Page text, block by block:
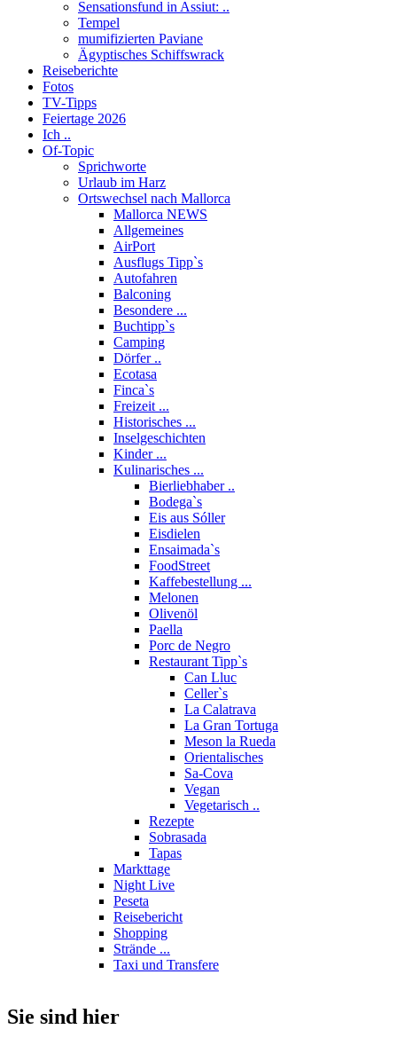
Sensationsfund in Assiut: ..
Tempel
mumifizierten Paviane
Ägyptisches Schiffswrack
Reiseberichte
Fotos
TV-Tipps
Feiertage 2026
Ich ..
Of-Topic
Sprichworte
Urlaub im Harz
Ortswechsel nach Mallorca
Mallorca NEWS
Allgemeines
AirPort
Ausflugs Tipp`s
Autofahren
Balconing
Besondere ...
Buchtipp`s
Camping
Dörfer ..
Ecotasa
Finca`s
Freizeit ...
Historisches ...
Inselgeschichten
Kinder ...
Kulinarisches ...
Bierliebhaber ..
Bodega`s
Eis aus Sóller
Eisdielen
Ensaimada`s
FoodStreet
Kaffebestellung ...
Melonen
Olivenöl
Paella
Porc de Negro
Restaurant Tipp`s
Can Lluc
Celler`s
La Calatrava
La Gran Tortuga
Meson la Rueda
Orientalisches
Sa-Cova
Vegan
Vegetarisch ..
Rezepte
Sobrasada
Tapas
Markttage
Night Live
Peseta
Reisebericht
Shopping
Strände ...
Taxi und Transfere
Sie sind hier